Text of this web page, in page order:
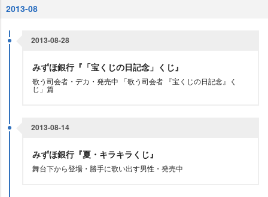
2013-08
2013-08-28
みずほ銀行『「宝くじの日記念」くじ』
歌う司会者・デカ・発売中 「歌う司会者 『宝くじの日記念』く
じ」篇
2013-08-14
みずほ銀行『夏・キラキラくじ』
舞台下から登場・勝手に歌い出す男性・発売中